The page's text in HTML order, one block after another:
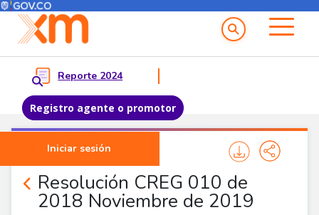
Pasar al contenido principal
Menú del Usuario
Reporte 2024
Registro agente o promotor
Iniciar sesión
Menu principal
Resolución CREG 010 de
2018 Noviembre de 2019
Noticias Agentes